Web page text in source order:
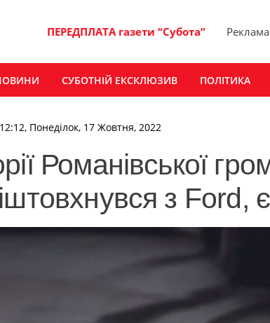
ПЕРЕДПЛАТА газети “Субота” Реклама
СУБОТНІЙ ЕКСКЛЮЗИВ ПОЛІТИКА
12:12, Понеділок, 17 Жовтня, 2022
Романівської
з Ford,